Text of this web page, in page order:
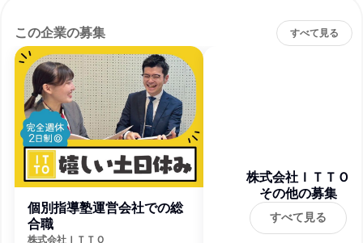
この企業の募集 すべて見る
個別指導塾運営会社での総
合職
株式会社ＩＴＴＯ
株式会社ＩＴＴＯ
その他の募集
すべて見る